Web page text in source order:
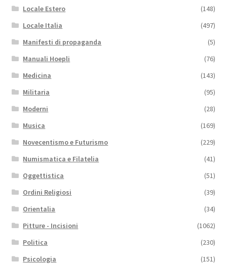
Locale Estero
(148)
Locale Italia
(497)
Manifesti di propaganda
(5)
Manuali Hoepli
(76)
Medicina
(143)
Militaria
(95)
Moderni
(28)
Musica
(169)
Novecentismo e Futurismo
(229)
Numismatica e Filatelia
(41)
Oggettistica
(51)
Ordini Religiosi
(39)
Orientalia
(34)
Pitture - Incisioni
(1062)
Politica
(230)
Psicologia
(151)